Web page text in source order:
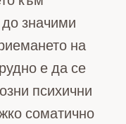
значими
на
е да се
психични
соматично